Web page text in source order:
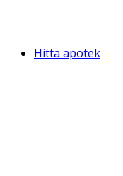
Hitta apotek